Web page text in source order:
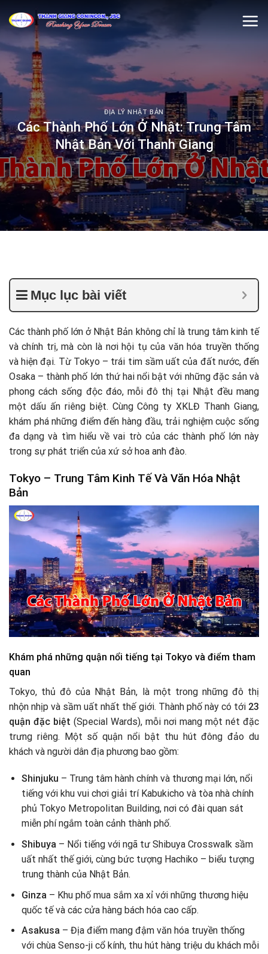
content
ĐỊA LÝ NHẬT BẢN
Các Thành Phố Lớn Ở Nhật: Trung Tâm
Nhật Bản Với Thanh Giang
Mục lục bài viết
Các thành phố lớn ở Nhật Bản không chỉ là trung tâm kinh tế
và chính trị, mà còn là nơi hội tụ của văn hóa truyền thống
và hiện đại. Từ Tokyo – trái tim sầm uất của đất nước, đến
Osaka – thành phố lớn thứ hai nổi bật với những đặc sản và
phong cách sống độc đáo, mỗi đô thị tại Nhật đều mang
một dấu ấn riêng biệt. Cùng Công ty XKLĐ Thanh Giang,
khám phá những điểm đến hàng đầu, trải nghiệm cuộc sống
đa dạng và tìm hiểu về vai trò của các thành phố lớn này
trong sự phát triển của xứ sở hoa anh đào.
Tokyo – Trung Tâm Kinh Tế Và Văn Hóa Nhật
Bản
Khám phá những quận nổi tiếng tại Tokyo và điểm tham
quan
Tokyo, thủ đô của Nhật Bản, là một trong những đô thị
nhộn nhịp và sầm uất nhất thế giới. Thành phố này có tới 23
quận đặc biệt (Special Wards), mỗi nơi mang một nét đặc
trưng riêng. Một số quận nổi bật thu hút đông đảo du
khách và người dân địa phương bao gồm:
Shinjuku – Trung tâm hành chính và thương mại lớn, nổi
tiếng với khu vui chơi giải trí Kabukicho và tòa nhà chính
phủ Tokyo Metropolitan Building, nơi có đài quan sát
miễn phí ngắm toàn cảnh thành phố.
Shibuya– Nổi tiếng với ngã tư Shibuya Crosswalk sầm
uất nhất thế giới, cùng bức tượng Hachiko – biểu tượng
trung thành của Nhật Bản.
Ginza – Khu phố mua sắm xa xỉ với những thương hiệu
quốc tế và các cửa hàng bách hóa cao cấp.
Asakusa– Địa điểm mang đậm văn hóa truyền thống
với chùa Senso-ji cổ kính, thu hút hàng triệu du khách mỗi